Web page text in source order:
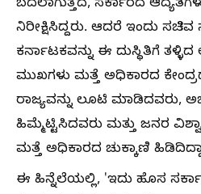
ಬದಲಾಗುತ್ತದೆ, ಸರ್ಕಾರದ
ನಿರೀಕ್ಷಿಸಿದ್ದರು. ಆದರೆ ಇಂದು
ಕರ್ನಾಟಕವನ್ನು ಈ ದುಸ್ಥಿತಿಗೆ
ಮುಖಗಳು ಮತ್ತೆ ಅಧಿಕಾರದ
ರಾಜ್ಯವನ್ನು ಲೂಟಿ ಮಾಡಿದವರು,
ಹಿಮ್ಮೆಟ್ಟಿಸಿದವರು ಮತ್ತು ಜನರ
ಮತ್ತೆ ಅಧಿಕಾರದ ಚುಕ್ಕಾಣಿ
ಈ ಹಿನ್ನೆಲೆಯಲ್ಲಿ, 'ಇದು ಹೊಸ